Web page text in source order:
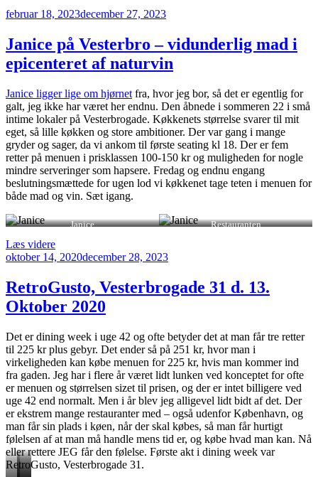
Udgivet
februar 18, 2023december 27, 2023
Janice på Vesterbro – vidunderlig mad i
epicenteret af naturvin
Janice ligger lige om hjørnet fra, hvor jeg bor, så det er egentlig for
galt, jeg ikke har været her endnu. Den åbnede i sommeren 22 i små
intime lokaler på Vesterbrogade. Køkkenets størrelse svarer til mit
eget, så lille køkken og store ambitioner. Der var gang i mange
gryder og sager, da vi ankom til første seating kl 18. Der er fem
retter på menuen i prisklassen 100-150 kr og muligheden for nogle
mindre serveringer som hapsere. Fredag og endnu engang
beslutningsmættede for ugen lod vi køkkenet tage teten i menuen for
både mad og vin. Sæt igang.
Janice Restauranten
Læs videre“Janice
på
–
vidunderlig
mad
epicenteret
af
naturvin”
Udgivet
oktober 14, 2020december 28, 2023
RetroGusto, Vesterbrogade 31 d. 13.
Oktober 2020
Det er dining week i uge 42 og ofte betyder det at man får tre retter
til 225 kr plus gebyr. Det ender så på 251 kr, hvor man i
virkeligheden kan købe menuen for 225 kr, hvis man kommer ind
fra gaden. Jeg har i flere år været lidt lunken ved konceptet for ofte
er menuen og størrelsen sizet til prisen, og der er intet billigere ved
uge 42 end normalt. Men i år blev jeg alligevel lidt bidt af det. Der
er ekstrem mange restauranter med – også udenfor København, og
man får sin plads i køen, når der skal købes, så man får hurtigt
følelsen af at man må handle mens tid er, og købe hvad man kan. Nå
eller rettere JEG får den følelse. Første akt i dining week var
RetroGusto, Vesterbrogade 31.